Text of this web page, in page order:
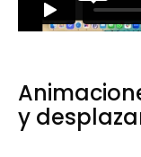
y